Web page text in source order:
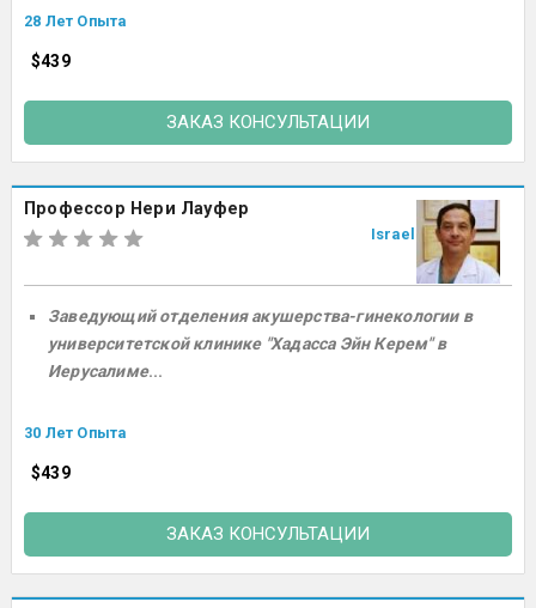
28 Лет Опыта
$439
ЗАКАЗ КОНСУЛЬТАЦИИ
Профессор Нери Лауфер
Israel
Заведующий отделения акушерства-гинекологии в
университетской клинике "Хадасса Эйн Керем" в
Иерусалиме...
30 Лет Опыта
$439
ЗАКАЗ КОНСУЛЬТАЦИИ